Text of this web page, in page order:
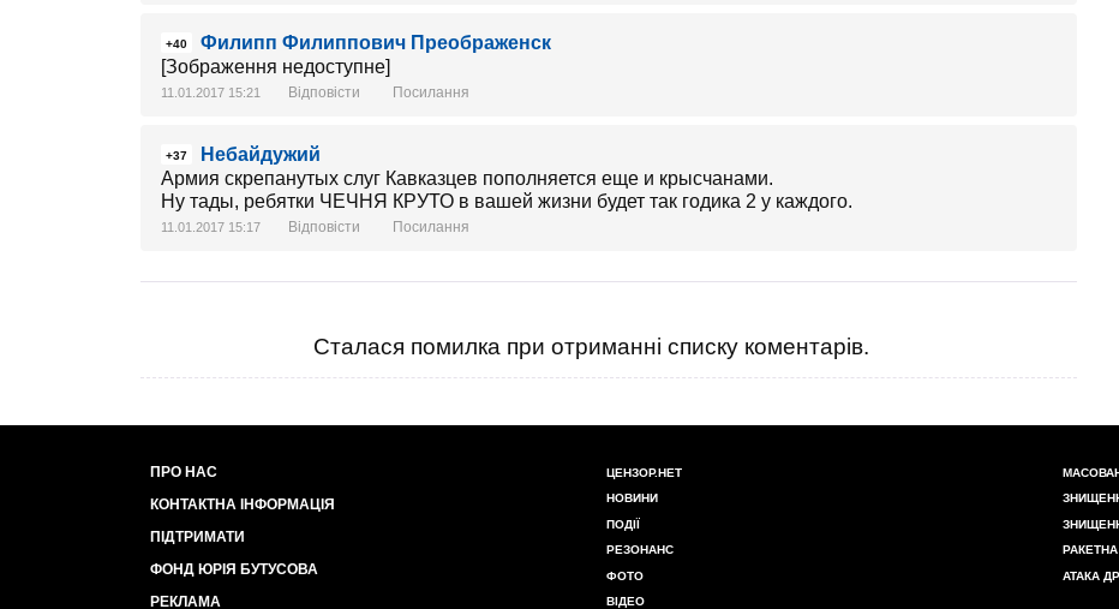
+40
Филипп Филиппович Преображенск
[Зображення недоступне]
11.01.2017 15:21 Відповісти Посилання
+37
Небайдужий
Армия скрепанутых слуг Кавказцев пополняется еще и крысчанами.
Ну тады, ребятки ЧЕЧНЯ КРУТО в вашей жизни будет так годика 2 у каждого.
11.01.2017 15:17 Відповісти Посилання
Сталася помилка при отриманні списку коментарів.
ПРО НАС
КОНТАКТНА ІНФОРМАЦІЯ
ПІДТРИМАТИ
ФОНД ЮРІЯ БУТУСОВА
РЕКЛАМА
ЦЕНЗОР.НЕТ
НОВИНИ
ПОДІЇ
РЕЗОНАНС
ФОТО
ВІДЕО
РАКЕТНА
АТАКА